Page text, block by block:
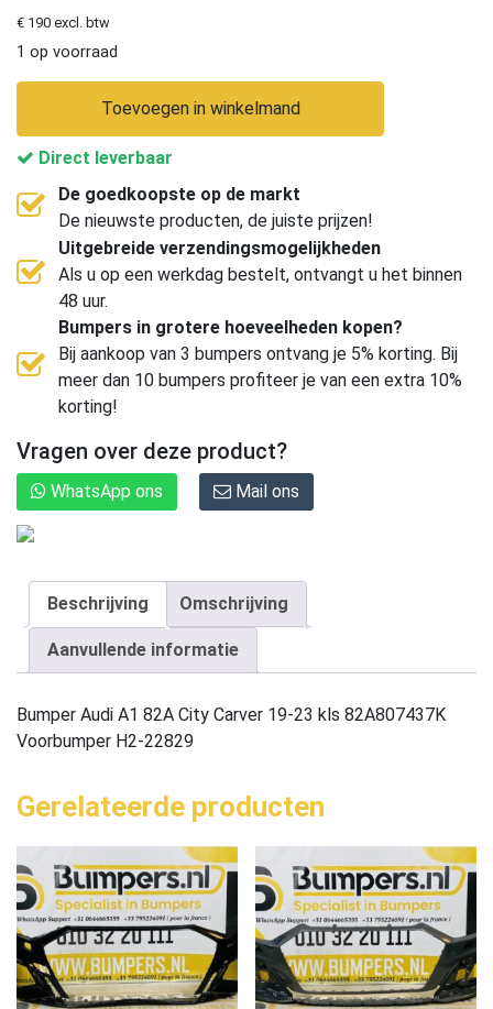
€ 190 excl. btw
1 op voorraad
Toevoegen in winkelmand
Direct leverbaar
De goedkoopste op de markt
De nieuwste producten, de juiste prijzen!
Uitgebreide verzendingsmogelijkheden
Als u op een werkdag bestelt, ontvangt u het binnen
48 uur.
Bumpers in grotere hoeveelheden kopen?
Bij aankoop van 3 bumpers ontvang je 5% korting. Bij
meer dan 10 bumpers profiteer je van een extra 10%
korting!
Vragen over deze product?
WhatsApp ons Mail ons
Beschrijving Omschrijving
Aanvullende informatie
Bumper Audi A1 82A City Carver 19-23 kls 82A807437K
Voorbumper H2-22829
Gerelateerde producten